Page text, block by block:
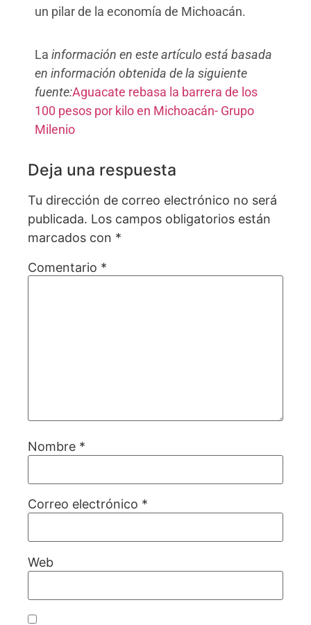
un pilar de la economía de Michoacán.
La información en este artículo está basada
en información obtenida de la siguiente
fuente:Aguacate rebasa la barrera de los
100 pesos por kilo en Michoacán- Grupo
Milenio
Deja una respuesta
Tu dirección de correo electrónico no será
publicada. Los campos obligatorios están
marcados con *
Comentario *
Nombre *
Correo electrónico *
Web